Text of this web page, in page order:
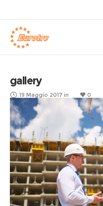
gallery
19 Maggio 2017 in 0